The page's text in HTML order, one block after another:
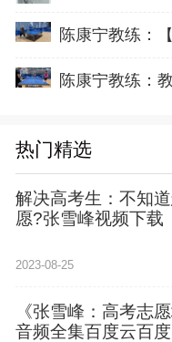
陈康宁教练：
陈康宁教练：
热门精选
解决高考生：不知
愿?张雪峰视频下载
2023-08-25
《张雪峰：高考志
音频全集百度云百